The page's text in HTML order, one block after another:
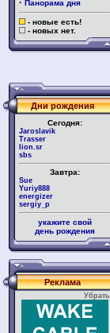
· Панорама дня
- новые есть!
- новых нет.
Дни рождения
Сегодня:
Jaroslavik
Trasser
lion.sr
sbs
Завтра:
Sue
Yuriy888
energizer
sergiy_p
укажите свой
день рождения
Реклама
Убрать